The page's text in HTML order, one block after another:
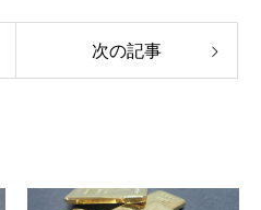
次の記事